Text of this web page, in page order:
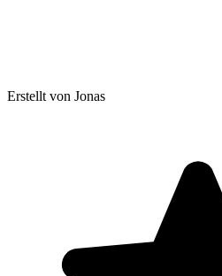
Erstellt von Jonas